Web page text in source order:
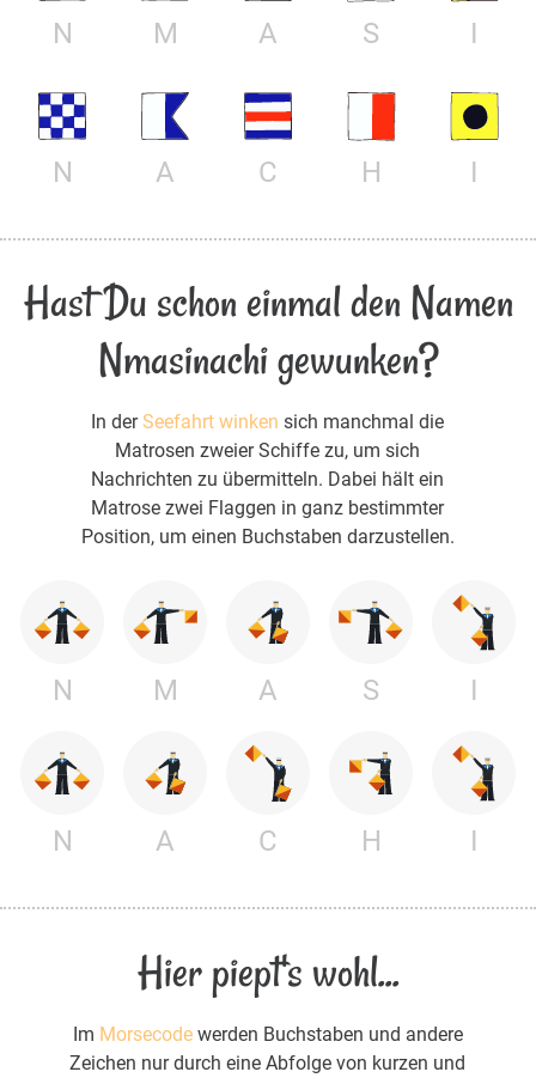
N M A S I
N A C H I
Hast Du schon einmal den Namen
Nmasinachi gewunken?
In derSeefahrt winken sich manchmal die
Matrosen zweier Schiffe zu, um sich
Nachrichten zu übermitteln. Dabei hält ein
Matrose zwei Flaggen in ganz bestimmter
Position, um einen Buchstaben darzustellen.
N M A S I
N A C H I
Hier piept's wohl...
Im Morsecodewerden Buchstaben und andere
Zeichen nur durch eine Abfolge von kurzen und